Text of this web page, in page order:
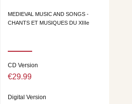
MEDIEVAL MUSIC AND SONGS -
CHANTS ET MUSIQUES DU XIIIe
CD Version
€29.99
Digital Version